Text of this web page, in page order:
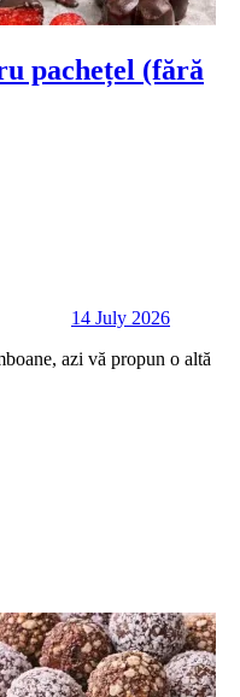
pachețel (fără
14 July 2026
azi vă propun o altă